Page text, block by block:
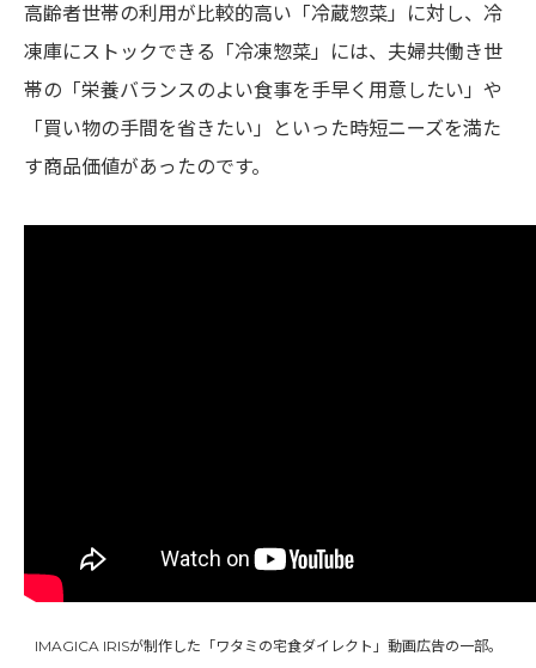
高齢者世帯の利用が比較的高い「冷蔵惣菜」に対し、冷
凍庫にストックできる「冷凍惣菜」には、夫婦共働き世
帯の「栄養バランスのよい食事を手早く用意したい」や
「買い物の手間を省きたい」といった時短ニーズを満た
す商品価値があったのです。
IMAGICA IRISが制作した「ワタミの宅食ダイレクト」動画広告の一部。